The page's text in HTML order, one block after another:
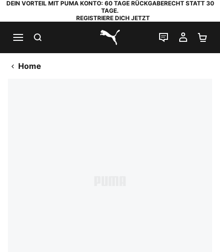
DEIN VORTEIL MIT PUMA KONTO: 60 TAGE RÜCKGABERECHT STATT 30
TAGE.
REGISTRIERE DICH JETZT
PUMA.com
LIVE-CHAT
MEIN
Home